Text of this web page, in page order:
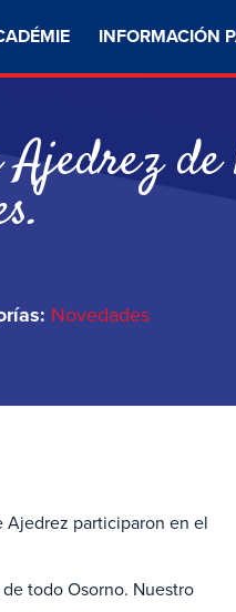
INFORMACIÓN
de
Novedades
Ajedrez participaron en el
todo Osorno. Nuestro